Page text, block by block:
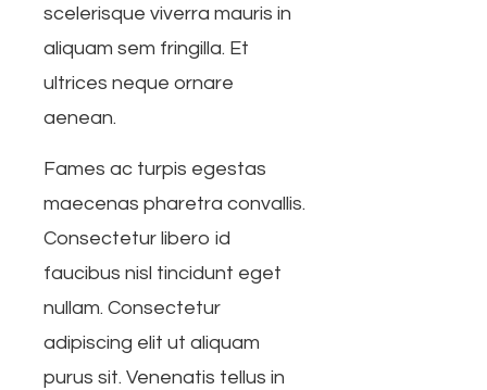
scelerisque viverra mauris in
aliquam sem fringilla. Et
ultrices neque ornare
aenean.
Fames ac turpis egestas
maecenas pharetra convallis.
Consectetur libero id
faucibus nisl tincidunt eget
nullam. Consectetur
adipiscing elit ut aliquam
purus sit. Venenatis tellus in